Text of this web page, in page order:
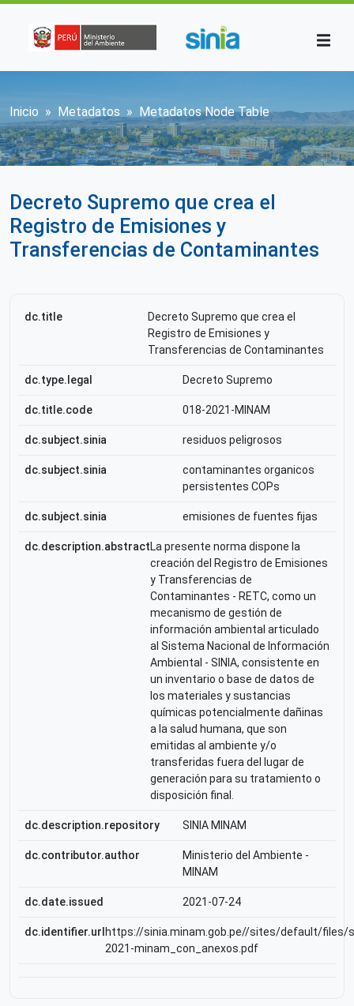
Sobrescribir enlaces de ayuda a la
Inicio Metadatos Metadatos Node Table
Decreto Supremo que crea el
Registro de Emisiones y
Transferencias de Contaminantes
dc.title
Decreto Supremo que crea el
Registro de Emisiones y
Transferencias de Contaminantes
dc.type.legal Decreto Supremo
dc.title.code 018-2021-MINAM
dc.subject.sinia residuos peligrosos
dc.subject.sinia
contaminantes organicos
persistentes COPs
dc.subject.sinia emisiones de fuentes fijas
dc.description.abstractLa presente norma dispone la
creación del Registro de Emisiones
y Transferencias de
Contaminantes - RETC, como un
mecanismo de gestión de
información ambiental articulado
al Sistema Nacional de Información
Ambiental - SINIA, consistente en
un inventario o base de datos de
los materiales y sustancias
químicas potencialmente dañinas
a la salud humana, que son
emitidas al ambiente y/o
transferidas fuera del lugar de
generación para su tratamiento o
disposición final.
dc.description.repository SINIA MINAM
dc.contributor.author
Ministerio del Ambiente -
MINAM
dc.date.issued 2021-07-24
dc.identifier.url https://sinia.minam.gob.pe//sites/default/files/
2021-minam_con_anexos.pdf